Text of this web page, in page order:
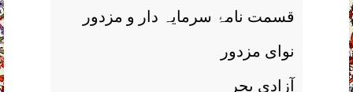
قسمت نامۂ سرمایہ دار و مزدور
نوای مزدور
آزادی بحر